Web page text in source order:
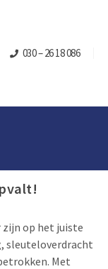
030 – 26 18 086
op het juiste
sleuteloverdracht
Met